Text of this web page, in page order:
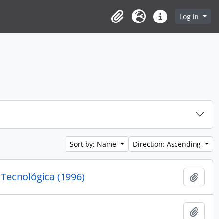
ClipboardLanguageQuick linksLog in
Sort by: Name Direction: Ascending
(1996)